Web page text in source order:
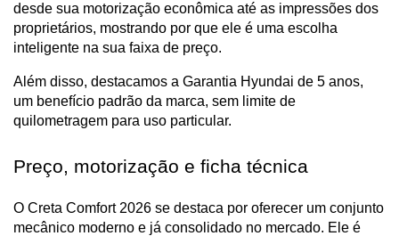
desde sua motorização econômica até as impressões dos
proprietários, mostrando por que ele é uma escolha
inteligente na sua faixa de preço.
Além disso, destacamos a Garantia Hyundai de 5 anos,
um benefício padrão da marca, sem limite de
quilometragem para uso particular.
Preço, motorização e ficha técnica
O Creta Comfort 2026 se destaca por oferecer um conjunto
mecânico moderno e já consolidado no mercado. Ele é